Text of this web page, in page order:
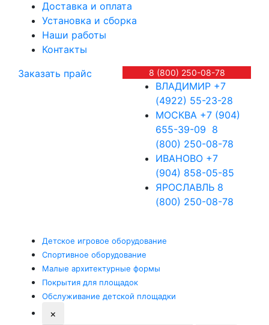
Доставка и оплата
Установка и сборка
Наши работы
Контакты
Заказать прайс
8 (800) 250-08-78
ВЛАДИМИР +7
(4922) 55-23-28
МОСКВА +7 (904)
655-39-09 8
(800) 250-08-78
ИВАНОВО +7
(904) 858-05-85
ЯРОСЛАВЛЬ 8
(800) 250-08-78
Детское игровое оборудование
Спортивное оборудование
Малые архитектурные формы
Покрытия для площадок
Обслуживание детской площадки
×